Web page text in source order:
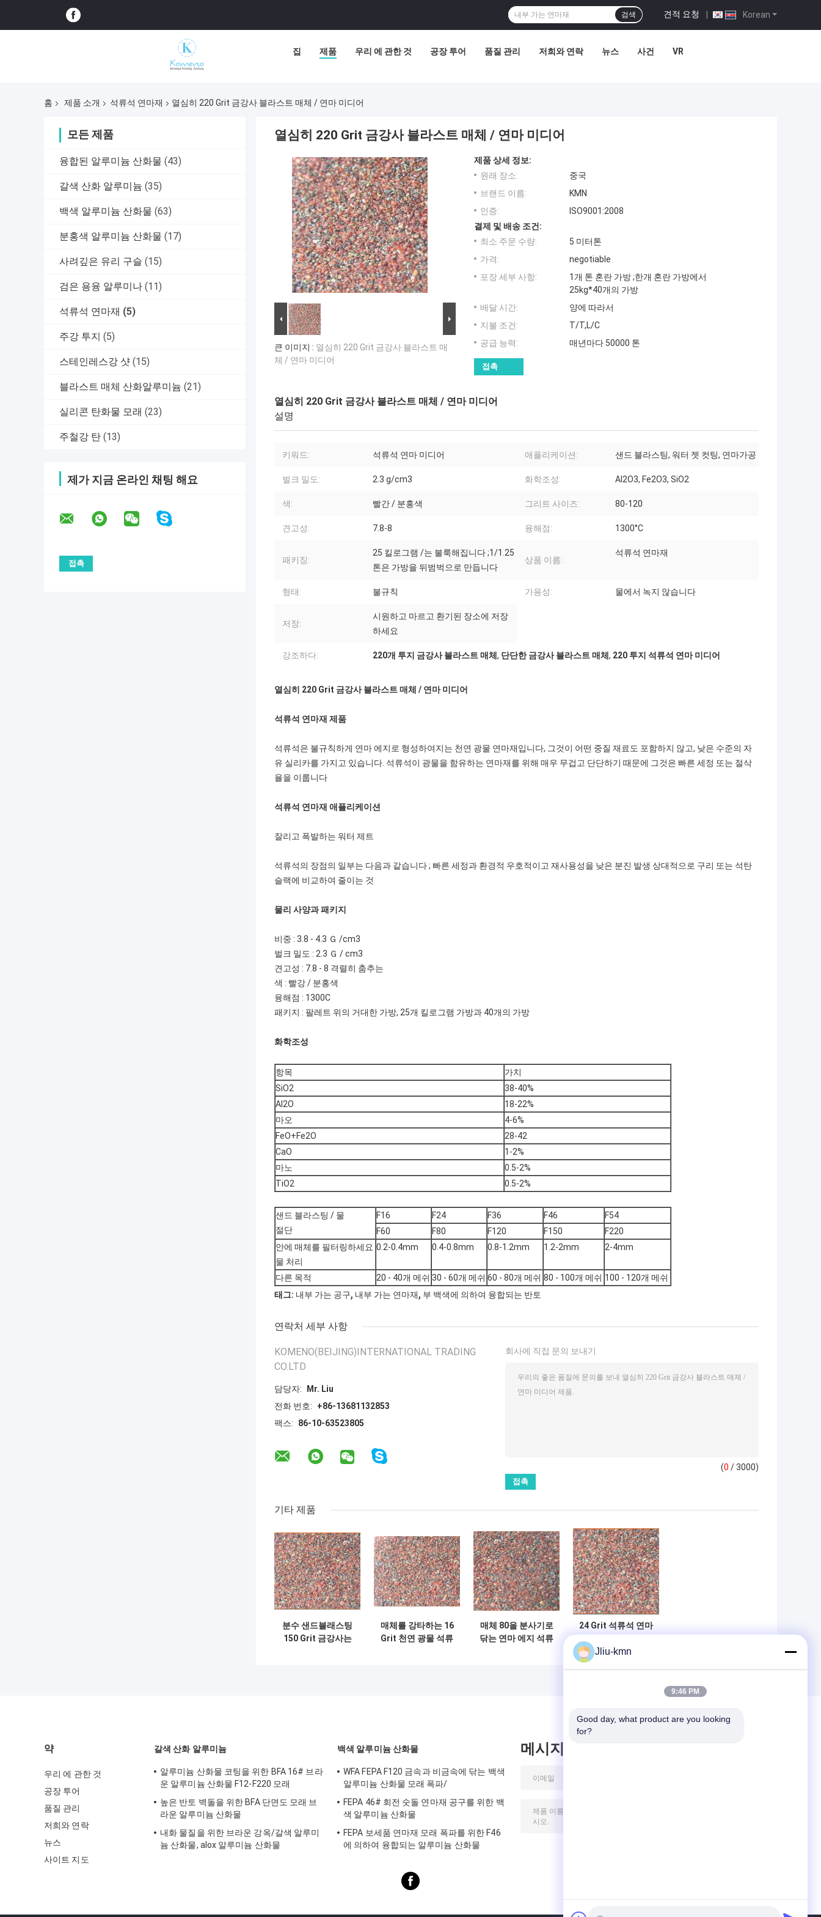
Korean
견적 요청 |
검색
집 제품 우리 에 관한 것 공장 투어 품질 관리 저희와 연락 뉴스 사건 VR
홈 제품 소개 석류석 연마재 열심히 220 Grit 금강사 블라스트 매체 / 연마 미디어
모든 제품
융합된 알루미늄 산화물 (43)
갈색 산화 알루미늄 (35)
백색 알루미늄 산화물 (63)
분홍색 알루미늄 산화물 (17)
사려깊은 유리 구슬 (15)
검은 용융 알루미나 (11)
석류석 연마재 (5)
주강 투지 (5)
스테인레스강 샷 (15)
블라스트 매체 산화알루미늄 (21)
실리콘 탄화물 모래 (23)
주철강 탄 (13)
제가 지금 온라인 채팅 해요
열심히 220 Grit 금강사 블라스트 매체 / 연마 미디어
큰 이미지 : 열심히 220 Grit 금강사 블라스트 매
체 / 연마 미디어
제품 상세 정보:
원래 장소:
중국
브랜드 이름:
KMN
인증:
ISO9001:2008
결제 및 배송 조건:
최소 주문 수량:
5 미터톤
가격:
negotiable
포장 세부 사항:
1개 톤 혼란 가방 ;한개 혼란 가방에서
25kg*40개의 가방
배달 시간:
양에 따라서
지불 조건:
T/T,L/C
공급 능력:
매년마다 50000 톤
접촉
열심히 220 Grit 금강사 블라스트 매체 / 연마 미디어
설명
키워드: 석류석 연마 미디어 애플리케이션: 샌드 블라스팅, 워터 젯 컷팅, 연마가공
벌크 밀도: 2.3 g/cm3 화학조성: Al2O3, Fe2O3, SiO2
색: 빨간 / 분홍색 그리트 사이즈: 80-120
견고성: 7.8-8 융해점: 1300°C
패키징:
25 킬로그램 /는 불룩해집니다 ;1/1.25
톤은 가방을 뒤범벅으로 만듭니다
상품 이름:
석류석 연마재
형태: 불규칙 가용성: 물에서 녹지 않습니다
저장:
시원하고 마르고 환기된 장소에 저장
하세요
강조하다: 220개 투지 금강사 블라스트 매체 , 단단한 금강사 블라스트 매체 , 220 투지 석류석 연마 미디어
열심히 220 Grit 금강사 블라스트 매체 / 연마 미디어
석류석 연마재 제품
석류석은 불규칙하게 연마 에지로 형성하여지는 천연 광물 연마재입니다, 그것이 어떤 중질 재료도 포함하지 않고, 낮은 수준의 자
유 실리카를 가지고 있습니다. 석류석이 광물을 함유하는 연마재를 위해 매우 무겁고 단단하기 때문에 그것은 빠른 세정 또는 절삭
율을 이룹니다
석류석 연마재 애플리케이션
잘리고 폭발하는 워터 제트
석류석의 장점의 일부는 다음과 같습니다 ; 빠른 세정과 환경적 우호적이고 재사용성을 낮은 분진 발생 상대적으로 구리 또는 석탄
슬랙에 비교하여 줄이는 것
물리 사양과 패키지
비중 : 3.8 - 4.3 Ｇ /cm3
벌크 밀도 : 2.3 Ｇ / cm3
견고성 : 7.8 - 8 격렬히 춤추는
색 : 빨강 / 분홍색
융해점 : 1300C
패키지 : 팔레트 위의 거대한 가방, 25개 킬로그램 가방과 40개의 가방
화학조성
항목
가치
SiO2
38-40%
Al2O
18-22%
마오
4-6%
FeO+Fe2O
28-42
CaO
1-2%
마노
0.5-2%
TiO2
0.5-2%
샌드 블라스팅 / 물
절단
F16 F24 F36 F46
F54
F60
F80 F120 F150
F220
안에 매체를 필터링하세요
물 처리
0.2-0.4mm 0.4-0.8mm 0.8-1.2mm 1.2-2mm 2-4mm
다른 목적 20 - 40개 메쉬 30 - 60개 메쉬 60 - 80개 메쉬 80 - 100개 메쉬 100 - 120개 메쉬
태그: 내부 가는 공구, 내부 가는 연마재, 부 백색에 의하여 융합되는 반토
연락처 세부 사항
KOMENO(BEIJING)INTERNATIONAL TRADING
CO.LTD
담당자:
Mr. Liu
전화 번호:
+86-13681132853
팩스:
86-10-63523805
회사에 직접 문의 보내기
(0 / 3000)
기타 제품
분수 샌드블래스팅
150 Grit 금강사는
매체를 강타하는 16
Grit 천연 광물 석류
매체 80을 분사기로
닦는 연마 에지 석류
24 Grit 석류석 연마
거대한 백 패키지를
약
우리 에 관한 것
공장 투어
품질 관리
저희와 연락
뉴스
사이트 지도
갈색 산화 알루미늄
알루미늄 산화물 코팅을 위한 BFA 16# 브라
운 알루미늄 산화물 F12-F220 모래
높은 반토 벽돌을 위한 BFA 단면도 모래 브
라운 알루미늄 산화물
내화 물질을 위한 브라운 강옥/갈색 알루미
늄 산화물, alox 알루미늄 산화물
백색 알루미늄 산화물
WFA FEPA F120 금속과 비금속에 닦는 백색
알루미늄 산화물 모래 폭파/
FEPA 46# 회전 숫돌 연마재 공구를 위한 백
색 알루미늄 산화물
FEPA 보세품 연마재 모래 폭파를 위한 F46
에 의하여 융합되는 알루미늄 산화물
메시지를 남겨주세요
Jliu-kmn
9:46 PM
Good day, what product are you looking
for?